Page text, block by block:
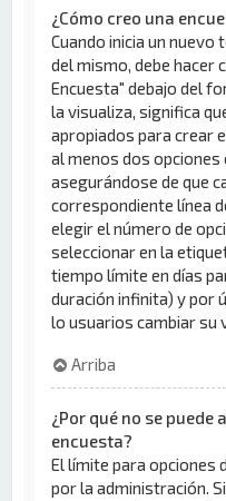
¿Cómo creo una
Cuando inicia un
del mismo, debe hacer
Encuesta" debajo del
la visualiza, significa
apropiados para crear
al menos dos opciones
asegurándose de que
correspondiente línea
elegir el número de
seleccionar en la
tiempo límite en días
duración infinita) y por
lo usuarios cambiar su
Arriba
¿Por qué no se puede
encuesta?
El límite para opciones
por la administración.